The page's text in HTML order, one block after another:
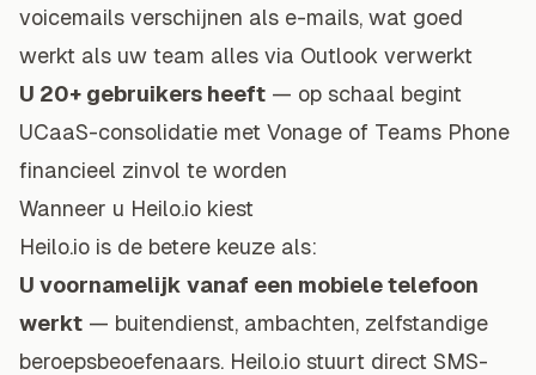
voicemails verschijnen als e-mails, wat goed
werkt als uw team alles via Outlook verwerkt
U 20+ gebruikers heeft — op schaal begint
UCaaS-consolidatie met Vonage of Teams Phone
financieel zinvol te worden
Wanneer u Heilo.io kiest
Heilo.io is de betere keuze als:
U voornamelijk vanaf een mobiele telefoon
werkt — buitendienst, ambachten, zelfstandige
beroepsbeoefenaars. Heilo.io stuurt direct SMS-